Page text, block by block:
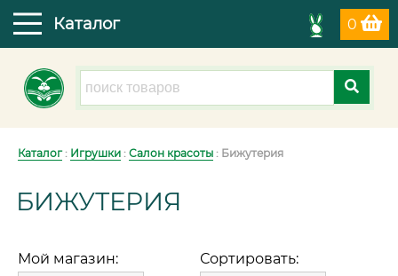
0
Каталог
Каталог: Игрушки : Салон красоты : Бижутерия
БИЖУТЕРИЯ
Мой магазин: Сортировать: